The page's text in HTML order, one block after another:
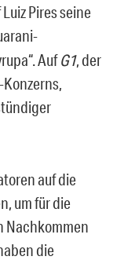
Pires seine
AufG1, der
auf die
um für die
Nachkommen
die